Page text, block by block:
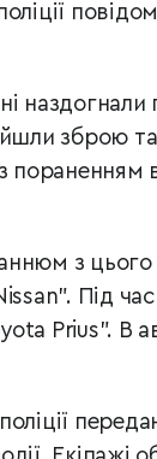
наздогнали
зброю
пораненням
з цього
Під
Prius". В